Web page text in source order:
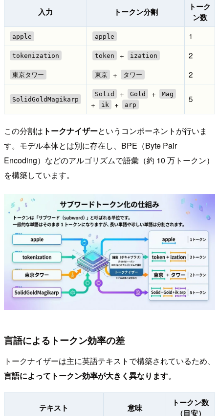
入力 トークン分割
トーク
ン数
apple apple 1
tokenization token + ization 2
東京タワー 東京 + タワー 2
SolidGoldMagikarp
Solid + Gold + Mag
+ ik + arp
5
この分割は トークナイザーというコンポーネントが行いま
す。モデル本体とは別に存在し、BPE（Byte Pair
Encoding）などのアルゴリズムで語彙（約 10 万トークン）
を構築しています。
言語によるトークン効率の差
トークナイザーは主に英語テキストで構築されているため、
言語によってトークン効率が大きく異なります。
テキスト 意味
トークン数
（目安）